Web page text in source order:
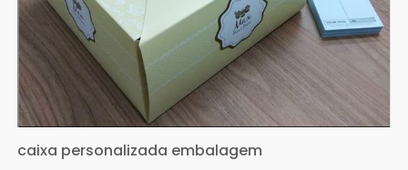
caixa personalizada embalagem